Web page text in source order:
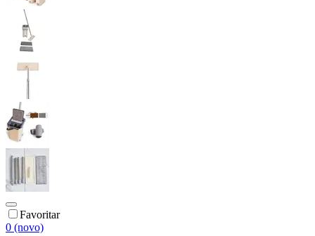
Favoritar
0 (novo)